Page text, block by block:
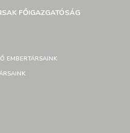
FŐIGAZGATÓSÁG
EMBERTÁRSAINK